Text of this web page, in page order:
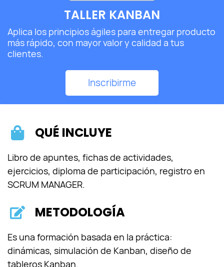
TALLER KANBAN
Aplica los principios ágiles para entregar producto
más rápido, con mayor valor y calidad a tus
clientes.
Inscribirme
QUÉ INCLUYE
Libro de apuntes, fichas de actividades,
ejercicios, diploma de participación, registro en
SCRUM MANAGER.
METODOLOGÍA
Es una formación basada en la práctica:
dinámicas, simulación de Kanban, diseño de
tableros Kanban.